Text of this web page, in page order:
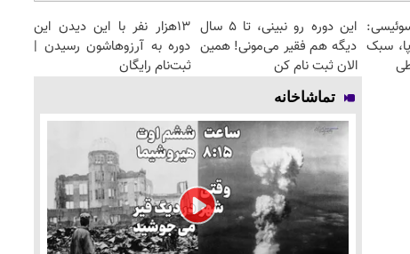
سبک
این دوره رو نبینی، تا 5 سال
دیگه هم فقیر می‌مونی! همین
الان ثبت نام کن
13هزار نفر با این دیدن این
دوره به آرزوهاشون رسیدن |
ثبت‌‌نام رایگان
تماشاخانه